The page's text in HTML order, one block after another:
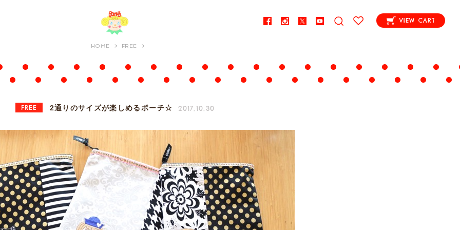
VIEW CART
HOME FREE
FREE 2通りのサイズが楽しめるポーチ☆ 2017.10.30